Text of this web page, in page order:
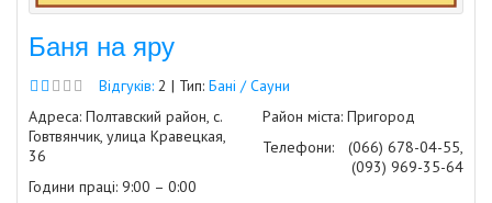
Баня на яру
Відгуків: 2 | Тип: Бані / Сауни
Адреса: Полтавский район, с.
Говтвянчик, улица Кравецкая,
36
Години праці: 9:00 – 0:00
Район міста: Пригород
Телефони:
(066) 678-04-55,
(093) 969-35-64